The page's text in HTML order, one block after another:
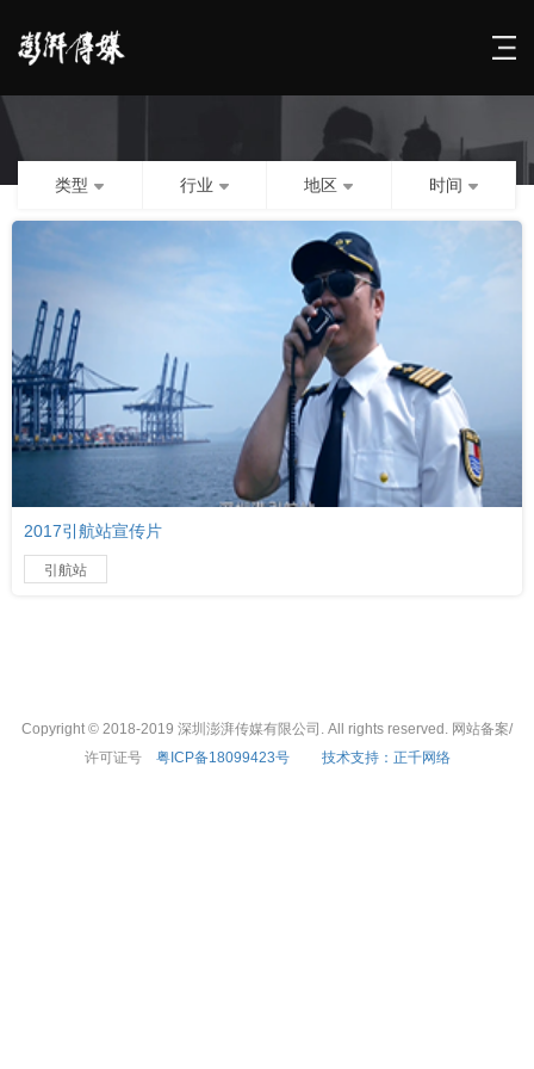
类型 行业 地区 时间
2017引航站宣传片
引航站
Copyright © 2018-2019 深圳澎湃传媒有限公司. All rights reserved. 网站备案/
许可证号 粤ICP备18099423号 技术支持：正千网络